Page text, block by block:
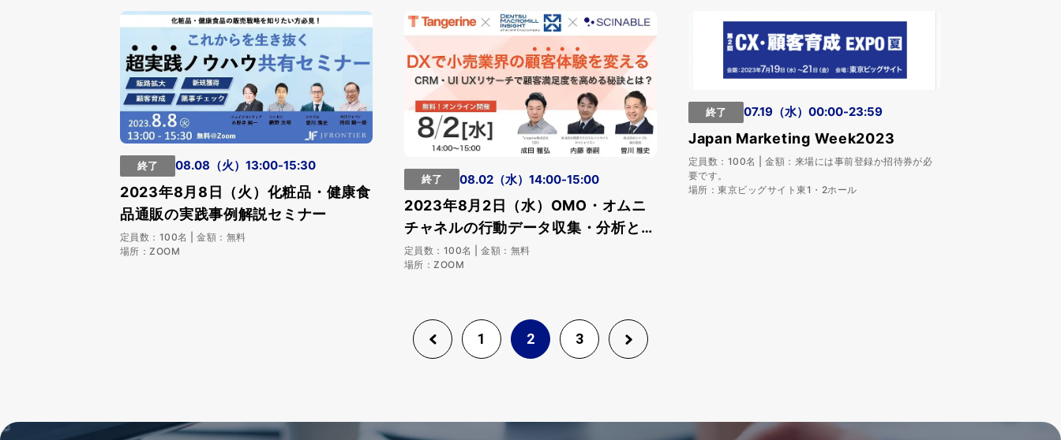
終了 08.08（火）13:00-15:30
2023年8月8日（火）化粧品・健康食
品通販の実践事例解説セミナー
定員数：100名 | 金額：無料
場所：ZOOM
終了 08.02（水）14:00-15:00
2023年8月2日（水）OMO・オムニ
チャネルの行動データ収集・分析と、
UI・UX改善に有効なユーザビリティ
テストの解説セミナー
定員数：100名 | 金額：無料
場所：ZOOM
終了 07.19（水）00:00-23:59
Japan Marketing Week2023
定員数：100名 | 金額：来場には事前登録か招待券が必
要です。
場所：東京ビッグサイト東1・2ホール
1 2 3